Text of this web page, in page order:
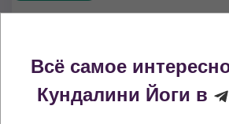
Крийя Кундалини Йоги
состоит четырех упражнений,
Всё самое
Кундалини Йоги в